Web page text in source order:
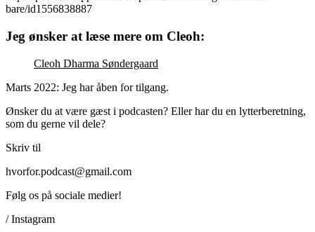
bare/id1556838887
Jeg ønsker at læse mere om Cleoh:
Cleoh Dharma Søndergaard
Marts 2022: Jeg har åben for tilgang.
Ønsker du at være gæst i podcasten? Eller har du en lytterberetning,
som du gerne vil dele?
Skriv til
hvorfor.podcast@gmail.com
Følg os på sociale medier!
/ Instagram